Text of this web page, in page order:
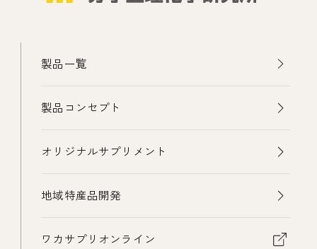
製品一覧
製品コンセプト
オリジナルサプリメント
地域特産品開発
ワカサプリオンライン